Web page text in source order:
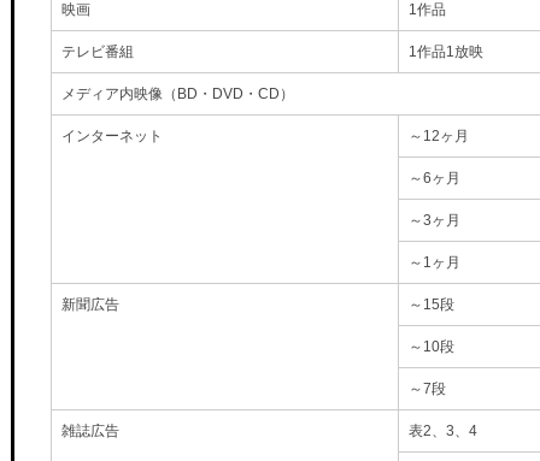
映画 1作品
テレビ番組 1作品1放映
メディア内映像（BD・DVD・CD）
インターネット ～12ヶ月
～6ヶ月
～3ヶ月
～1ヶ月
新聞広告 ～15段
～10段
～7段
雑誌広告 表2、3、4